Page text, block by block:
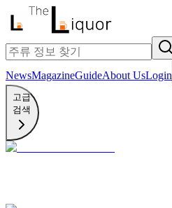
NewsMagazineGuideAbout UsLogin
고급
검색